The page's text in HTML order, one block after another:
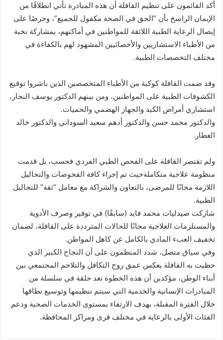
​أكد القائمون على تنظيم القافلة أن هذه المبادرة تأتي انطلاقًا من
الإيمان الراسخ بأن “الحق في الصحة مكفول للجميع”، وحرصًا على
إيصال الرعاية الطبية اللائقة للمواطنين في أماكنهم، بمشاركة نخبة
من الأطباء الاستشاريين والأخصائيين المشهود لهم بالكفاءة في
مختلف التخصصات الطبية.
​وقد ضمت القافلة كوكبة من الأطباء المتخصصين الذين باشروا توقيع
الكشوفات الطبية على المواطنين، ومن بينهم الدكتور يوسف النجار،
استشاري أمراض الكبد والجهاز الهضمي والحميات.
و​الدكتور محمد حسن و​الدكتور أدهم سعيد السوداني و​الدكتور خالد
العطار.
​ولم تقتصر القافلة على الفحص الطبي الفردي فحسب، بل قدمت
منظومة علاجية متكاملةحيث تم إجراء كافة الفحوصات والتحاليل
اللازمة مجانًا للمرضى، بالتعاون والشراكة مع معامل “ثقة” للتحاليل
الطبية.
شاركت صيدليات محمد فايد (سابقًا) في توفير وصرف الأدوية
والمستلزمات العلاجية مجانًا للحالات المترددة على القافلة، لضمان
تخفيف العبء المادي بالكامل عن كاهل المواطن.
​وفي سياق متصل، شدد المنظمون على أن النجاح الكبير الذي
حظيت به القافلة يعكس عمق روح التكافل والتلاحم المجتمعي بين
أبناء الوطن، مؤكدين أن هذه الخطوة تعد حلقة في سلسلة من
المبادرات الإنسانية والخدمية التي سيتم تنظيمها وتوسيع نطاقها
خلال الفترة المقبلة، بهدف الارتقاء بمستوى الخدمات الصحية ودعم
الفئات الأولى بالرعاية في مختلف قرى ومراكز المحافظة.